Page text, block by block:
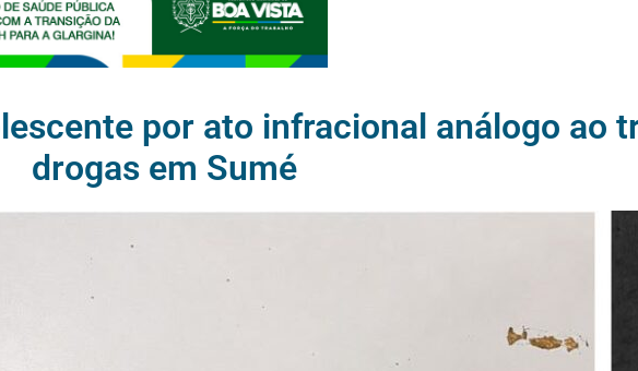
por ato infracional análogo ao
drogas em Sumé